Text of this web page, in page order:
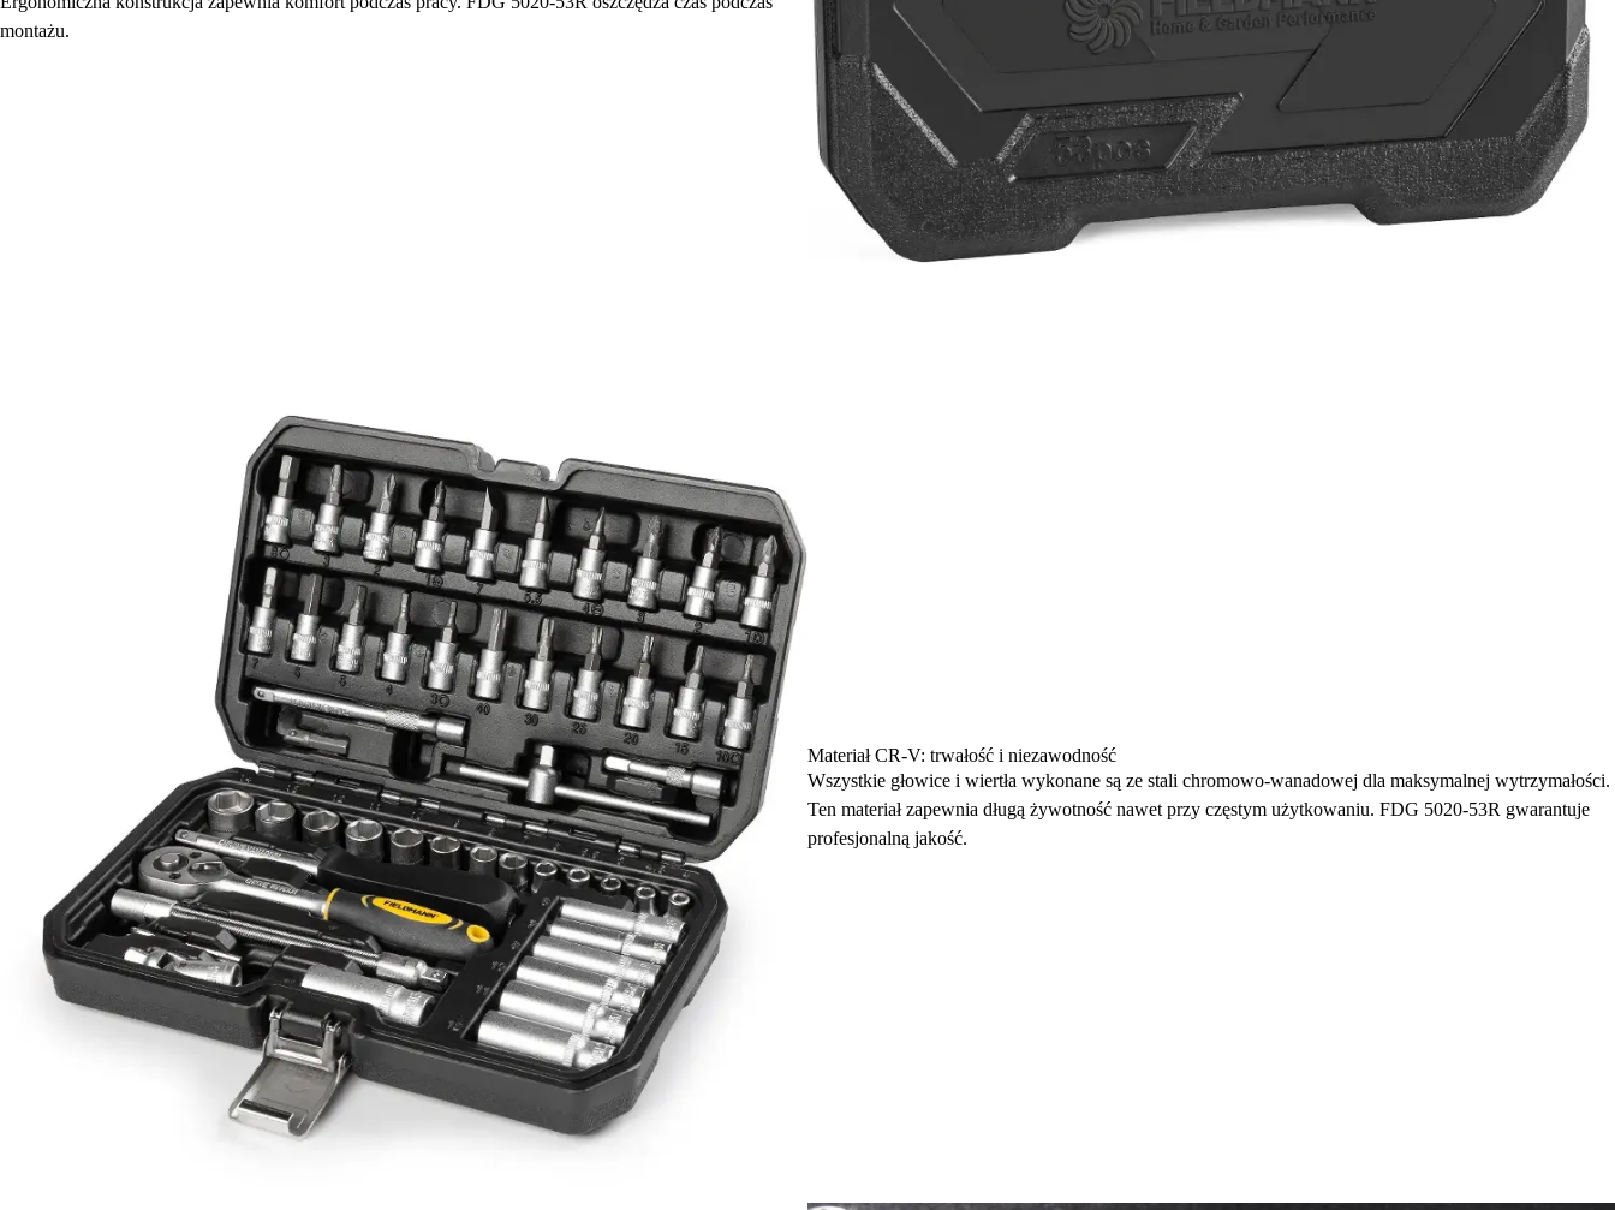
montażu.
Materiał CR-V: trwałość i niezawodność
Wszystkie głowice i wiertła wykonane są ze stali chromowo-wanadowej dla maksymalnej wytrzymałości.
Ten materiał zapewnia długą żywotność nawet przy częstym użytkowaniu. FDG 5020-53R gwarantuje
profesjonalną jakość.